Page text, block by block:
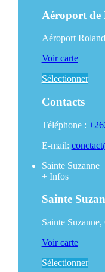
Aéroport de
Aéroport
Voir carte
Sélectionner
Contacts
Téléphone :
E-mail:
Sainte Suzanne
+Infos
Sainte
Sainte
Voir carte
Sélectionner